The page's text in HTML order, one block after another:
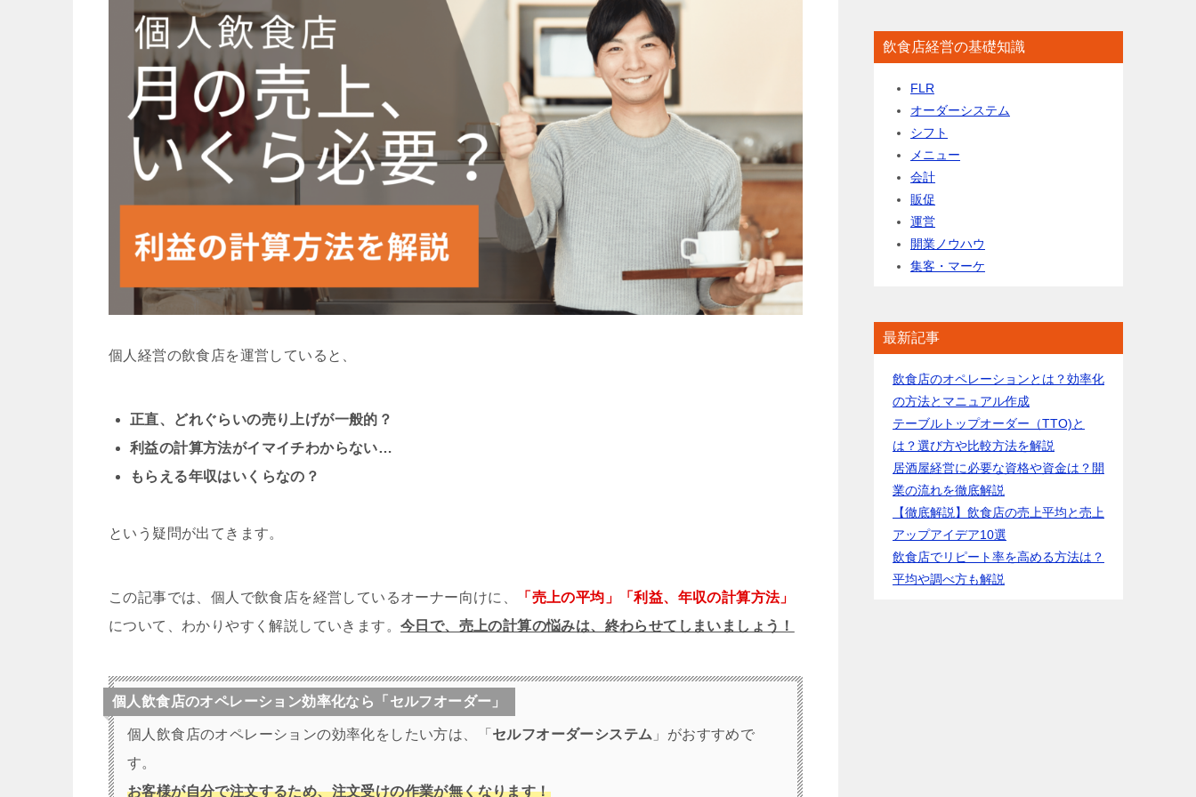
個人経営の飲食店を運営していると、
正直、どれぐらいの売り上げが一般的？
利益の計算方法がイマイチわからない…
もらえる年収はいくらなの？
という疑問が出てきます。
この記事では、個人で飲食店を経営しているオーナー向けに、
「売上の平均」「利益、年収の計算方法」
について、わかりやすく解説していきます。 今日で、売上の計算の悩みは、終わらせてしまいましょう！
個人飲食店のオペレーション効率化なら「セルフオーダー」
個人飲食店のオペレーションの効率化をしたい方は、「 セルフオーダーシステム 」がおすすめで
す。
お客様が自分で注文するため、注文受けの作業が無くなります！
飲食店経営の基礎知識
FLR
オーダーシステム
シフト
メニュー
会計
販促
運営
開業ノウハウ
集客・マーケ
最新記事
飲食店のオペレーションとは？効率化
の方法とマニュアル作成
テーブルトップオーダー（TTO)と
は？選び方や比較方法を解説
居酒屋経営に必要な資格や資金は？開
業の流れを徹底解説
【徹底解説】飲食店の売上平均と売上
アップアイデア10選
飲食店でリピート率を高める方法は？
平均や調べ方も解説